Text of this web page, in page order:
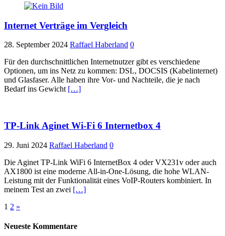
Internet Verträge im Vergleich
28. September 2024 Raffael Haberland 0
Für den durchschnittlichen Internetnutzer gibt es verschiedene
Optionen, um ins Netz zu kommen: DSL, DOCSIS (Kabelinternet)
und Glasfaser. Alle haben ihre Vor- und Nachteile, die je nach
Bedarf ins Gewicht […]
TP-Link Aginet Wi-Fi 6 Internetbox 4
29. Juni 2024 Raffael Haberland 0
Die Aginet TP-Link WiFi 6 InternetBox 4 oder VX231v oder auch
AX1800 ist eine moderne All-in-One-Lösung, die hohe WLAN-
Leistung mit der Funktionalität eines VoIP-Routers kombiniert. In
meinem Test an zwei […]
Seitennummerierung
der
1 2 »
Neueste Kommentare